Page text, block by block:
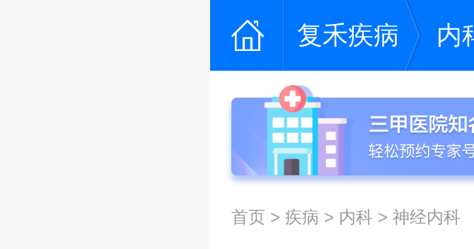
复禾疾病 内
首页 > 疾病 > 内科 > 神经内科